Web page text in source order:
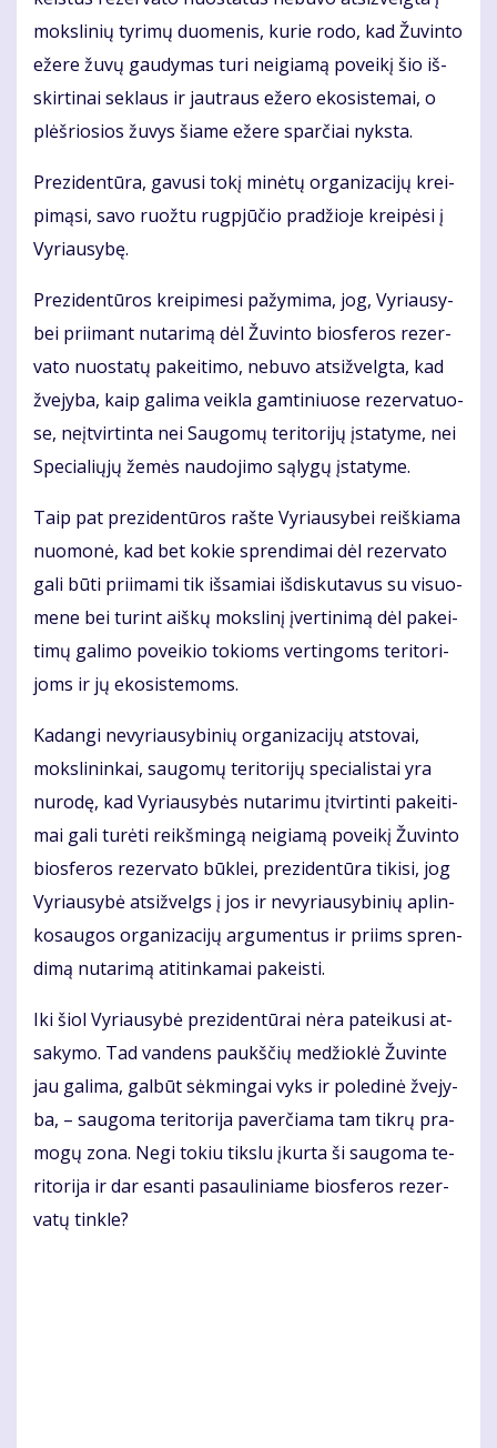
moks­li­nių ty­ri­mų duo­me­nis, ku­rie ro­do, kad Žu­vin­to
eže­re žu­vų gau­dy­mas tu­ri ne­igia­mą po­vei­kį šio iš­
skir­ti­nai sek­laus ir jaut­raus eže­ro eko­sis­te­mai, o
plėš­rio­sios žu­vys šia­me eže­re spar­čiai nyks­ta.
Pre­zi­den­tū­ra, ga­vu­si to­kį mi­nė­tų or­ga­ni­za­ci­jų krei­
pi­mą­si, sa­vo ruož­tu rug­pjū­čio pra­džio­je krei­pė­si į
Vy­riau­sy­bę.
Pre­zi­den­tū­ros krei­pi­me­si pa­žy­mi­ma, jog, Vy­riau­sy­
bei pri­imant nu­ta­ri­mą dėl Žu­vin­to bios­fe­ros re­zer­
va­to nuo­sta­tų pa­kei­ti­mo, ne­bu­vo at­si­žvelg­ta, kad
žve­jy­ba, kaip ga­li­ma veik­la gam­ti­niuo­se re­zer­va­tuo­
se, ne­įtvir­tin­ta nei Sau­go­mų te­ri­to­ri­jų įsta­ty­me, nei
Spe­cia­lių­jų že­mės nau­do­ji­mo są­ly­gų įsta­ty­me.
Taip pat pre­zi­den­tū­ros raš­te Vy­riau­sy­bei reiš­kia­ma
nuo­mo­nė, kad bet ko­kie spren­di­mai dėl re­zer­va­to
ga­li bū­ti pri­ima­mi tik iš­sa­miai iš­dis­ku­ta­vus su vi­suo­
me­ne bei tu­rint aiš­kų moks­li­nį įver­ti­ni­mą dėl pa­kei­
ti­mų ga­li­mo po­vei­kio to­kioms ver­tin­goms te­ri­to­ri­
joms ir jų eko­sis­te­moms.
Ka­dan­gi ne­vy­riau­sy­bi­nių or­ga­ni­za­ci­jų at­sto­vai,
moks­li­nin­kai, sau­go­mų te­ri­to­ri­jų spe­cia­lis­tai yra
nu­ro­dę, kad Vy­riau­sy­bės nu­ta­ri­mu įtvir­tin­ti pa­kei­ti­
mai ga­li tu­rė­ti reikš­min­gą ne­igia­mą po­vei­kį Žu­vin­to
bios­fe­ros re­zer­va­to būk­lei, pre­zi­den­tū­ra ti­ki­si, jog
Vy­riau­sy­bė at­si­žvelgs į jos ir ne­vy­riau­sy­bi­nių ap­lin­
ko­sau­gos or­ga­ni­za­ci­jų ar­gu­men­tus ir pri­ims spren­
di­mą nu­ta­ri­mą ati­tin­ka­mai pa­keis­ti.
Iki šiol Vy­riau­sy­bė pre­zi­den­tū­rai nė­ra pa­tei­ku­si at­
sa­ky­mo. Tad van­dens paukš­čių me­džiok­lė Žu­vin­te
jau ga­li­ma, gal­būt sėk­min­gai vyks ir po­le­di­nė žve­jy­
ba, – sau­go­ma te­ri­to­ri­ja pa­ver­čia­ma tam tik­rų pra­
mo­gų zo­na. Ne­gi to­kiu tiks­lu įkur­ta ši sau­go­ma te­
ri­to­ri­ja ir dar esan­ti pa­sau­li­nia­me bios­fe­ros re­zer­
va­tų tin­kle?